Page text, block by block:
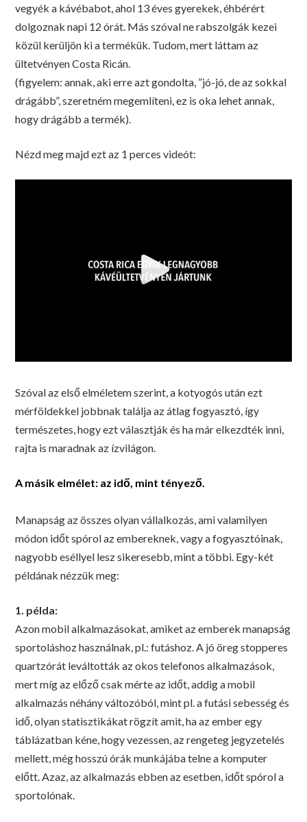
vegyék a kávébabot, ahol 13 éves gyerekek, éhbérért
dolgoznak napi 12 órát. Más szóval ne rabszolgák kezei
közül kerüljön ki a termékük. Tudom, mert láttam az
ültetvényen Costa Ricán.
(figyelem: annak, aki erre azt gondolta, ”jó-jó, de az sokkal
drágább”, szeretném megemlíteni, ez is oka lehet annak,
hogy drágább a termék).
Nézd meg majd ezt az 1 perces videót:
Szóval az első elméletem szerint, a kotyogós után ezt
mérföldekkel jobbnak találja az átlag fogyasztó, így
természetes, hogy ezt választják és ha már elkezdték inni,
rajta is maradnak az ízvilágon.
A másik elmélet: az idő, mint tényező.
Manapság az összes olyan vállalkozás, ami valamilyen
módon időt spórol az embereknek, vagy a fogyasztóinak,
nagyobb eséllyel lesz sikeresebb, mint a többi. Egy-két
példának nézzük meg:
1. példa:
Azon mobil alkalmazásokat, amiket az emberek manapság
sportoláshoz használnak, pl.: futáshoz. A jó öreg stopperes
quartzórát leváltották az okos telefonos alkalmazások,
mert míg az előző csak mérte az időt, addig a mobil
alkalmazás néhány változóból, mint pl. a futási sebesség és
idő, olyan statisztikákat rögzít amit, ha az ember egy
táblázatban kéne, hogy vezessen, az rengeteg jegyzetelés
mellett, még hosszú órák munkájába telne a komputer
előtt. Azaz, az alkalmazás ebben az esetben, időt spórol a
sportolónak.